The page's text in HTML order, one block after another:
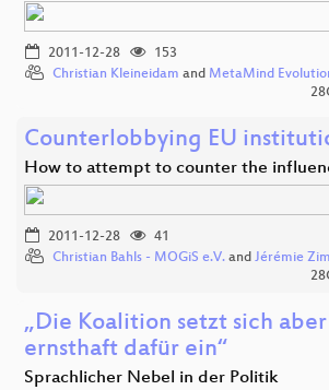
2011-12-28
153
Christian Kleineidam and MetaMind
Counterlobbying EU
How to attempt to counter the
2011-12-28
41
Christian Bahls - MOGiS e.V. and Jérémie
„Die Koalition setzt sich
ernsthaft dafür ein“
Sprachlicher Nebel in der Politik